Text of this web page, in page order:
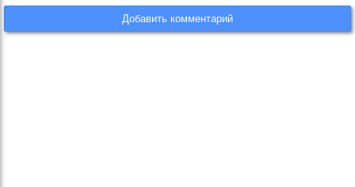
Добавить комментарий